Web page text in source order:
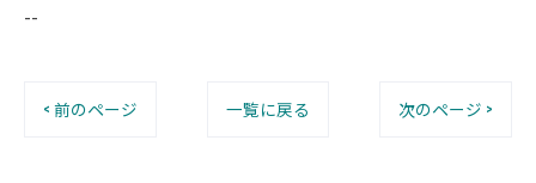
--
< 前のページ 一覧に戻る 次のページ >